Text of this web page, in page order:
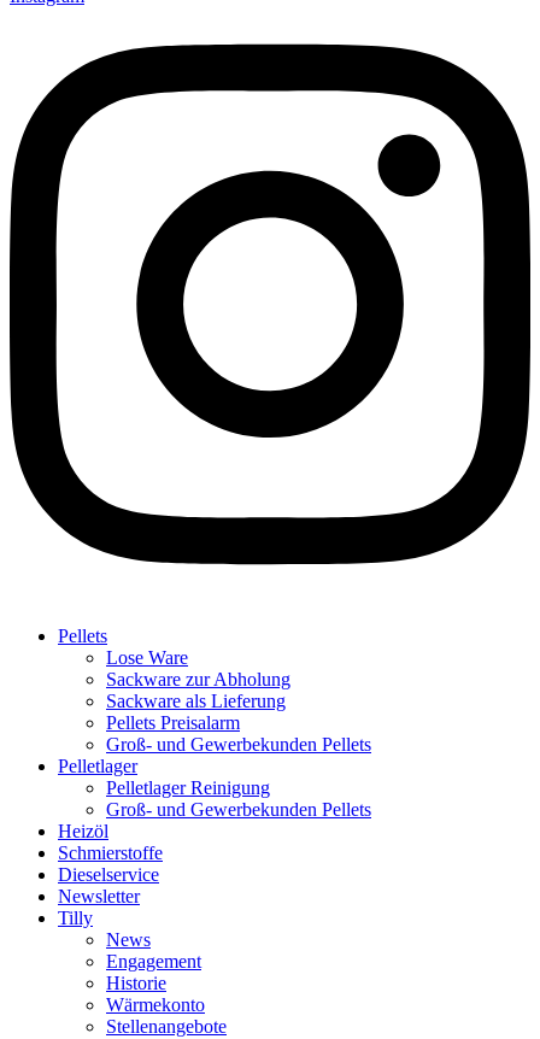
Pellets
Lose Ware
Sackware zur Abholung
Sackware als Lieferung
Pellets Preisalarm
Groß- und Gewerbekunden Pellets
Pelletlager
Pelletlager Reinigung
Groß- und Gewerbekunden Pellets
Heizöl
Schmierstoffe
Dieselservice
Newsletter
Tilly
News
Engagement
Historie
Wärmekonto
Stellenangebote